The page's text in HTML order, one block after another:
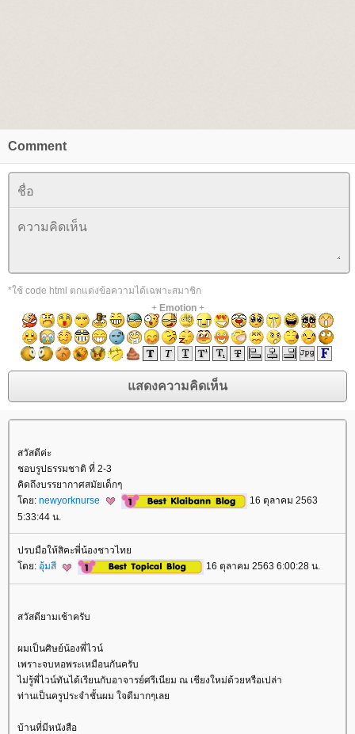
Comment
*ใช้ code html ตกแต่งข้อความได้เฉพาะสมาชิก
+ Emotion+
สวัสดีค่ะ
ชอบรูปธรรมชาติ ที่ 2-3
คิดถึงบรรยากาศสมัยเด็กๆ
ดย: newyorknurse
16 ตุลาคม 2563
5:33:44 น.
ปรบมือให้สิคะพี่น้องชาวไท
ดย: อุ้มสี 16 ตุลาคม 2563 6:00:28 น.
สวัสดียามเช้าครับ
ผมเป็นศิษย์น้องพี่ไวน์
เพราะจบหอพระเหมือนกันครับ
ไม่รู้พี่ไวน์ทันได้เรียนกับอาจารย์ศรีเนียม ณ เชียงใหม่ด้วยหรือเปล่า
ท่านเป็นครูประจำชั้นผม ใจดีมากๆเล
บ้านที่มีหนังสือ